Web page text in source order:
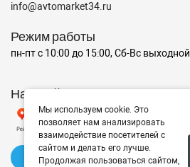
info@avtomarket34.ru
Режим работы
пн-пт с 10:00 до 15:00, Сб-Вс выходной
Наш рейтинг на Яндексе
✍️ Оставить отзыв
Мы используем cookie. Это
позволяет нам анализировать
взаимодействие посетителей с
сайтом и делать его лучше.
Продолжая пользоваться сайтом,